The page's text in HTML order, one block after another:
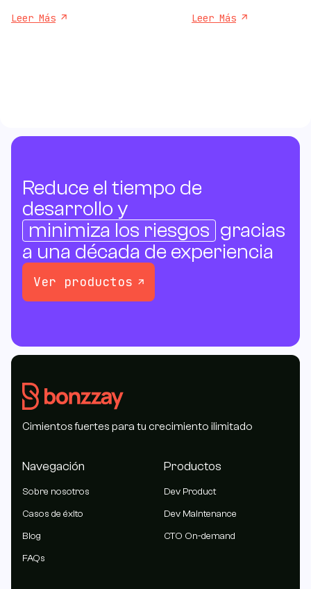
Leer Más Leer Más
Reduce el tiempo de
desarrollo y
minimiza los riesgos gracias
a una década de experiencia
Ver productos
Cimientos fuertes para tu crecimiento ilimitado
Navegación
Sobre nosotros
Casos de éxito
Blog
FAQs
Productos
Dev Product
Dev Maintenance
CTO On-demand